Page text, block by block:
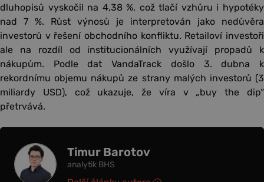
dluhopisů vyskočil na 4,38 %, což tlačí vzhůru i hypotéky
nad 7 %. Růst výnosů je interpretován jako nedůvěra
investorů v řešení obchodního konfliktu. Retailoví investoři
ale na rozdíl od institucionálních využívají propadů k
nákupům. Podle dat VandaTrack došlo 3. dubna k
rekordnímu objemu nákupů ze strany malých investorů (3
miliardy USD), což ukazuje, že víra v „buy the dip“
přetrvává.
Timur Barotov
analytik BHS